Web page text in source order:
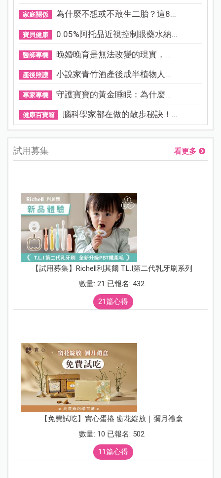
家庭關係 為什麼不想或不敢生二胎？這8...
寶貝健康 0.05%阿托品近視控制眼藥水納...
醫師專欄 晚婚晚育是無法改變的現實，...
產後照護 小說家青竹酒產後成半植物人...
專家專欄 守護寶寶的黃金睡眠：為什麼...
健康百寶箱 腦科學家都在做的散步秘訣！...
試用募集 看更多
【試用募集】Richell利其爾 T.L.I第二代乳牙刷系列
數量: 21 已報名: 432
21篇心得
【免費試吃】實心蛋捲 窗花綻放｜彌月禮盒
數量: 10 已報名: 502
11篇心得